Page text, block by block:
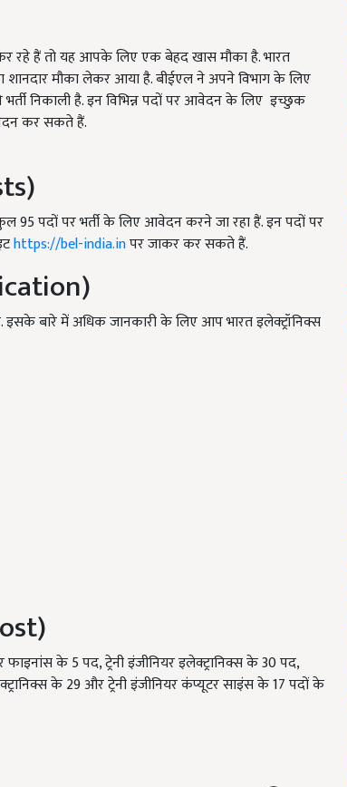
रहे हैं तो यह आपके लिए एक बेहद खास मौका है.भारत
शानदार मौका लेकर आया है. बीईएल ने अपने विभाग के लिए
भर्ती निकाली है. इन विभिन्न पदों पर आवेदन के लिए इच्छुक
कर सकते हैं.
95 पदों पर भर्ती के लिए आवेदन करने जा रहा हैं. इन पदों पर
https://bel-india.inपर जाकर कर सकते हैं.
बारे में अधिक जानकारी के लिए आप भारत इलेक्ट्रॉनिक्स
के 5 पद, ट्रेनी इंजीनियर इलेक्ट्रानिक्स के 30 पद,
के 29 और ट्रेनी इंजीनियर कंप्यूटर साइंस के 17 पदों के